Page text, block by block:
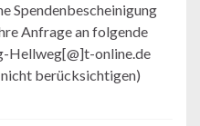
Spendenbescheinigung
Anfrage an folgende
Hellweg[@]t-online.de
berücksichtigen)